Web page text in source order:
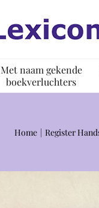
Met naam gekende
boekverluchters
Home Register